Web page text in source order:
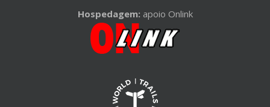
Hospedagem: apoio Onlink